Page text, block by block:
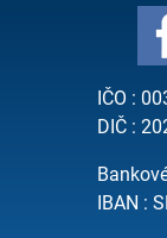
IČO :
DIČ :
IBAN :